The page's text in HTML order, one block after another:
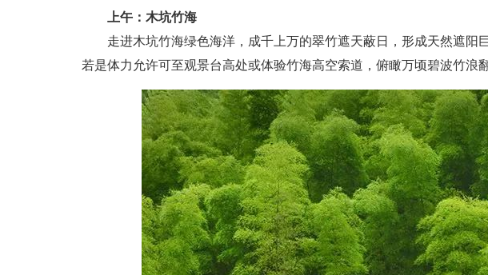
上午：木坑竹海
走进木坑竹海绿色海洋，成千上万的翠竹遮天蔽日，形成天然遮阳
若是体力允许可至观景台高处或体验竹海高空索道，俯瞰万顷碧波竹浪